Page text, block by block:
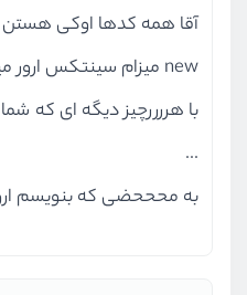
آقا همه کدها اوکی هستن
new میزام سینتکس ارور میده ؟
با هررررچیز دیگه ای که
...
به محححضی که بنویسم